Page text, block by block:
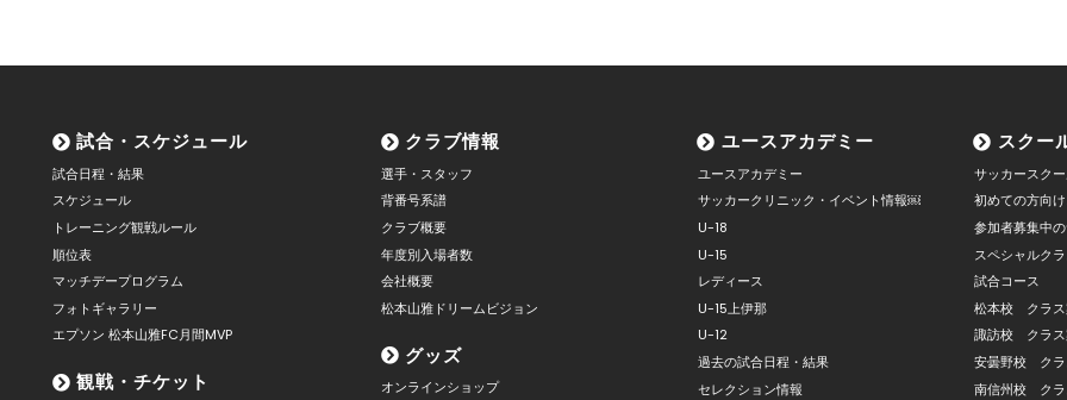
試合・スケジュール
試合日程・結果
スケジュール
トレーニング観戦ルール
順位表
マッチデープログラム
フォトギャラリー
エプソン 松本山雅FC月間MVP
観戦・チケット
クラブ情報
選手・スタッフ
背番号系譜
クラブ概要
年度別入場者数
会社概要
松本山雅ドリームビジョン
グッズ
オンラインショップ
ユースアカデミー
ユースアカデミー
サッカークリニック・イベント情報￼
U-18
U-15
レディース
U-15上伊那
U-12
過去の試合日程・結果
セレクション情報
スクー
サッカースク
初めての方向
参加者募集中
スペシャルク
試合コース
松本校 クラス
諏訪校 クラス
安曇野校 クラ
南信州校 クラ